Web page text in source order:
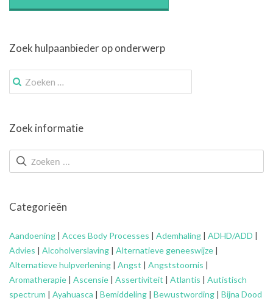
Zoek hulpaanbieder op onderwerp
Zoek
naar:
Zoek informatie
Categorieën
Aandoening | Acces Body Processes | Ademhaling | ADHD/ADD |
Advies | Alcoholverslaving | Alternatieve geneeswijze |
Alternatieve hulpverlening | Angst | Angststoornis |
Aromatherapie | Ascensie | Assertiviteit | Atlantis | Autistisch
spectrum | Ayahuasca | Bemiddeling | Bewustwording | Bijna Dood